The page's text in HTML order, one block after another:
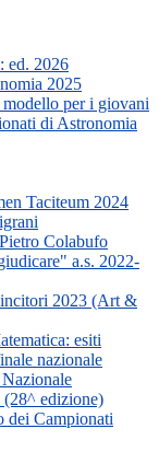
ed. 2026
2025
per i giovani
di Astronomia
Taciteum 2024
Colabufo
a.s. 2022-
2023 (Art &
esiti
nazionale
(28^ edizione)
dei Campionati